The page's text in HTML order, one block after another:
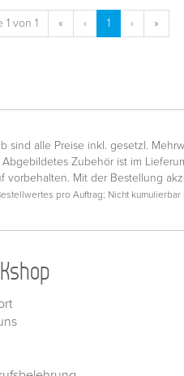
1 von 1 « ‹ 1 › »
alle Preise inkl. gesetzl.
Zubehör ist im
vorbehalten. Mit der Bestellung
pro Auftrag; Nicht